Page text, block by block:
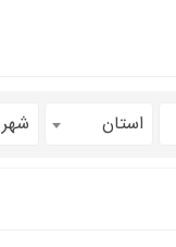
استان شهر